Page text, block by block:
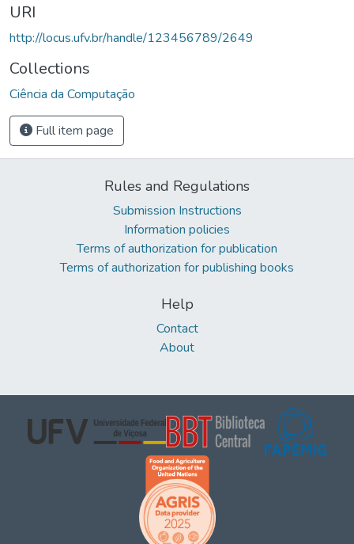
URI
http://locus.ufv.br/handle/123456789/2649
Collections
Ciência da Computação
Full item page
Rules and Regulations
Submission Instructions
Information policies
Terms of authorization for publication
Terms of authorization for publishing books
Help
Contact
About